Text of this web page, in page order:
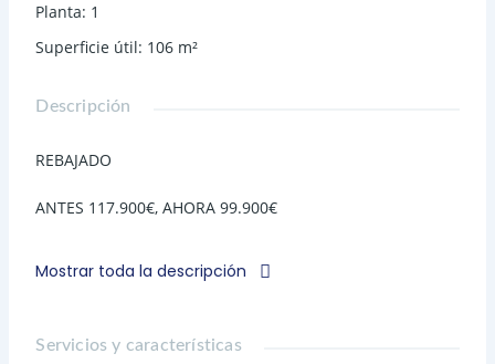
Planta: 1
Superficie útil: 106 m²
Descripción
REBAJADO
ANTES 117.900€, AHORA 99.900€
Mostrar toda la descripción
Servicios y características